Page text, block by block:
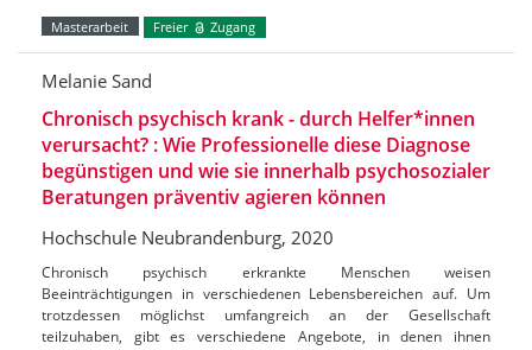
Masterarbeit Freier Zugang
Melanie Sand
Chronisch psychisch krank - durch Helfer*innen
verursacht? : Wie Professionelle diese Diagnose
begünstigen und wie sie innerhalb psychosozialer
Beratungen präventiv agieren können
Hochschule Neubrandenburg, 2020
Chronisch psychisch erkrankte Menschen weisen
Beeinträchtigungen in verschiedenen Lebensbereichen auf. Um
trotzdessen möglichst umfangreich an der Gesellschaft
teilzuhaben, gibt es verschiedene Angebote, in denen ihnen